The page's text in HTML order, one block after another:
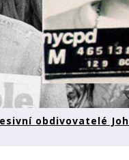
obdivovatelé